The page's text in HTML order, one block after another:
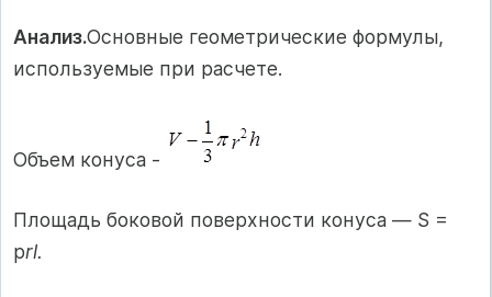
Анализ.Основные геометрические формулы,
используемые при расчете.
Объем конуса -
Площадь боковой поверхности конуса — S =
prl.